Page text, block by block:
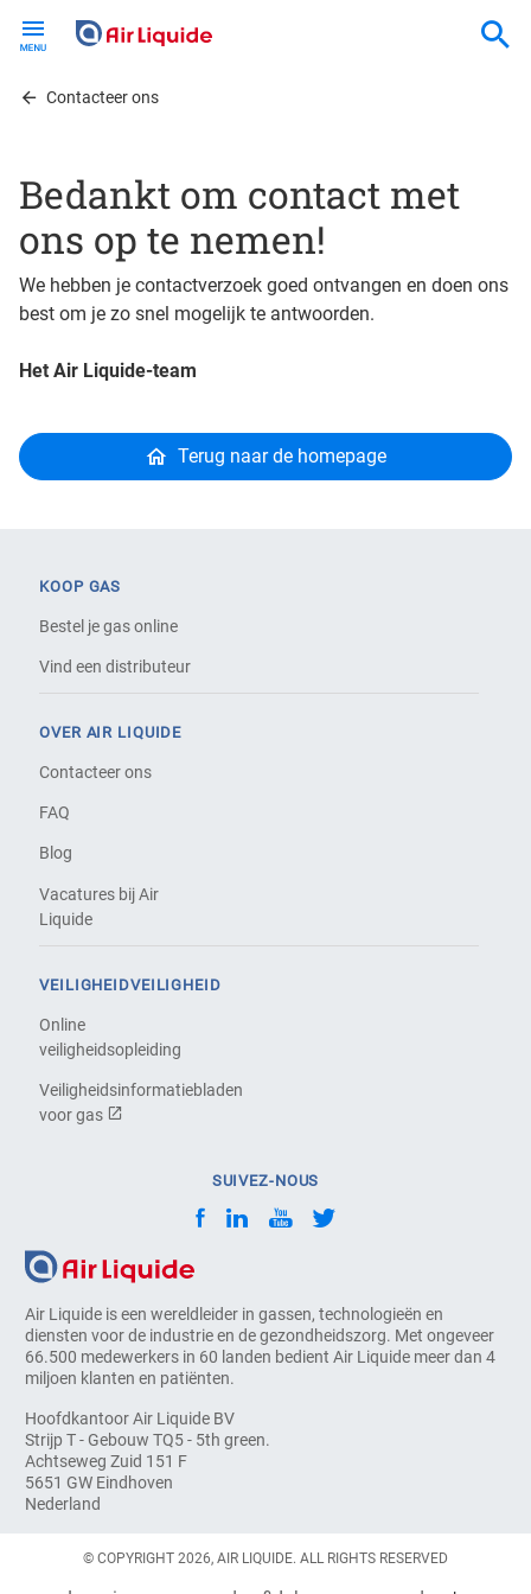
contentContacteer ons
Bedankt om contact met
ons op te nemen!
We hebben je contactverzoek goed ontvangen en doen ons
best om je zo snel mogelijk te antwoorden.
Het Air Liquide-team
Terug naar de homepage
Air Liquide is een wereldleider in gassen, technologieën en
diensten voor de industrie en de gezondheidszorg. Met ongeveer
66.500 medewerkers in 60 landen bedient Air Liquide meer dan 4
miljoen klanten en patiënten.
Hoofdkantoor Air Liquide BV
Strijp T - Gebouw TQ5 - 5th green.
Achtseweg Zuid 151 F
5651 GW Eindhoven
Nederland
KOOP GAS
Bestel je gas online
Vind een distributeur
OVER AIR LIQUIDE
Contacteer ons
FAQ
Blog
Vacatures bij Air
Liquide
VEILIGHEIDVEILIGHEID
Online
veiligheidsopleiding
Veiligheidsinformatiebladen
voor gas
SUIVEZ-NOUS
© COPYRIGHT 2026, AIR LIQUIDE. ALL RIGHTS RESERVED